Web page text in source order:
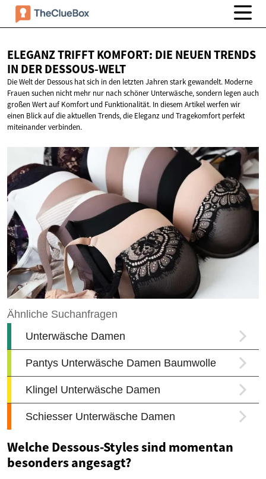
ELEGANZ TRIFFT KOMFORT: DIE NEUEN TRENDS
IN DER DESSOUS-WELT
Die Welt der Dessous hat sich in den letzten Jahren stark gewandelt. Moderne
Frauen suchen nicht mehr nur nach schöner Unterwäsche, sondern legen auch
großen Wert auf Komfort und Funktionalität. In diesem Artikel werfen wir
einen Blick auf die aktuellen Trends, die Eleganz und Tragekomfort perfekt
miteinander verbinden.
Welche Dessous-Styles sind momentan
besonders angesagt?